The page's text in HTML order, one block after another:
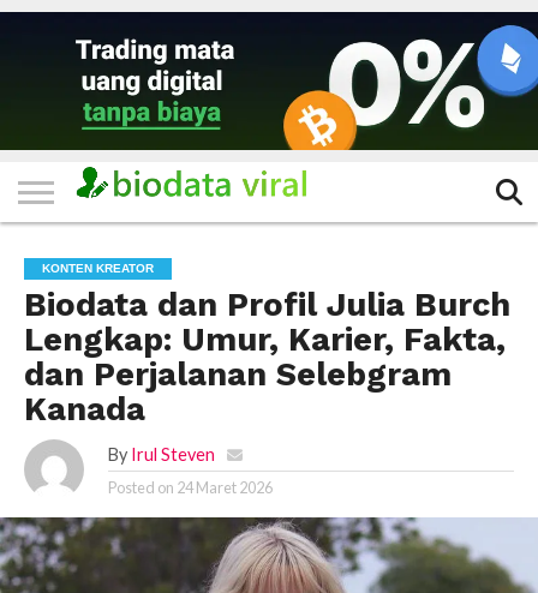
HOME
FILTER
KATEGORI
IKLAN
GRATIS
TERVIRAL
TRADING
KOMUNITAS
BERITA
BISNIS
LAINNYA
KONTEN KREATOR
Biodata dan Profil Julia Burch
Lengkap: Umur, Karier, Fakta,
dan Perjalanan Selebgram
Kanada
By Irul Steven
Posted on 24 Maret 2026